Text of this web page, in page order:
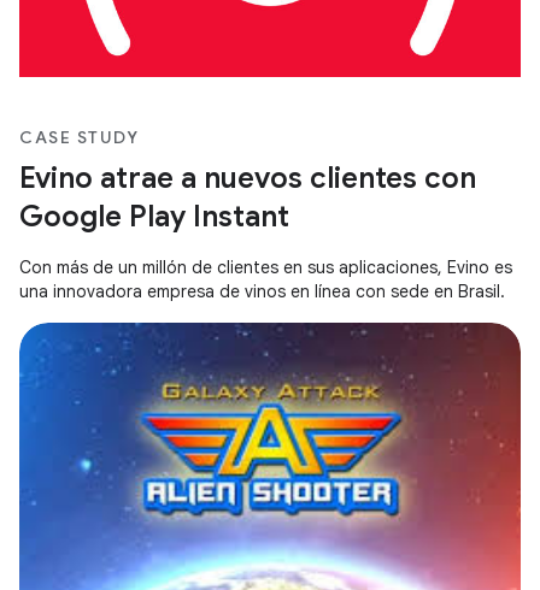
CASE STUDY
Evino atrae a nuevos clientes con
Google Play Instant
Con más de un millón de clientes en sus aplicaciones, Evino es
una innovadora empresa de vinos en línea con sede en Brasil.